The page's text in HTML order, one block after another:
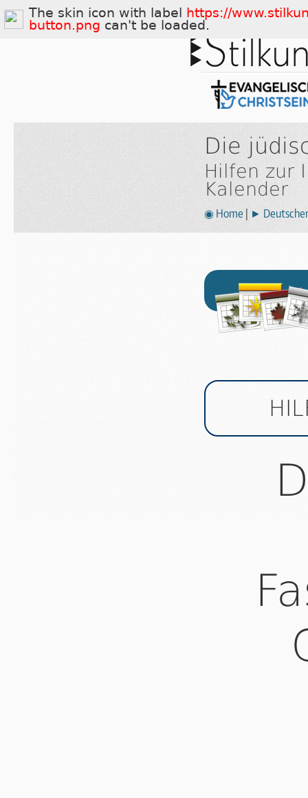
Die
Hilfen zur
Kalender
◉ Home ►
The skin icon with label
https://
button.png can't be loaded.